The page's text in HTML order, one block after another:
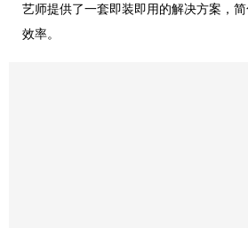
艺师提供了一套即装即用的解决方案，
效率。